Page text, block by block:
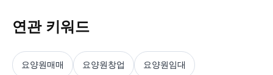
연관 키워드
요양원매매 요양원창업 요양원임대